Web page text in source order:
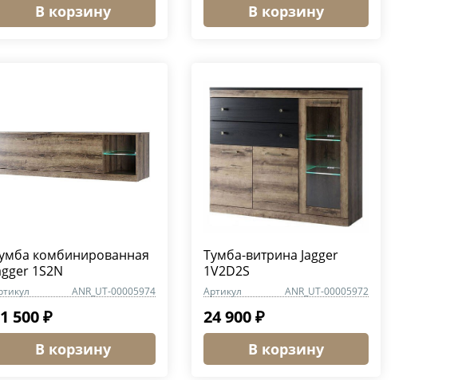
В корзину В корзину
комбинированная
1S2N
ANR_UT-00005974
500 ₽
В корзину
Тумба-витрина Jagger
1V2D2S
Артикул ANR_UT-00005972
24 900 ₽
В корзину